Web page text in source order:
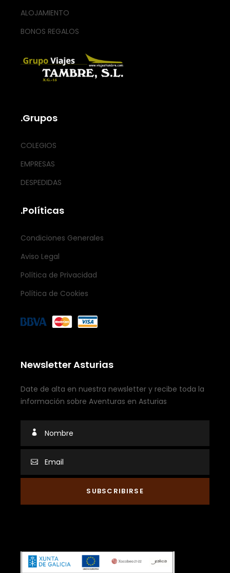
ALOJAMIENTO
BONOS REGALOS
.Grupos
COLEGIOS
EMPRESAS
DESPEDIDAS
.Políticas
Condiciones Generales
Aviso Legal
Política de Privacidad
Política de Cookies
Newsletter Asturias
Date de alta en nuestra newsletter y recibe toda la
información sobre Aventuras en Asturias